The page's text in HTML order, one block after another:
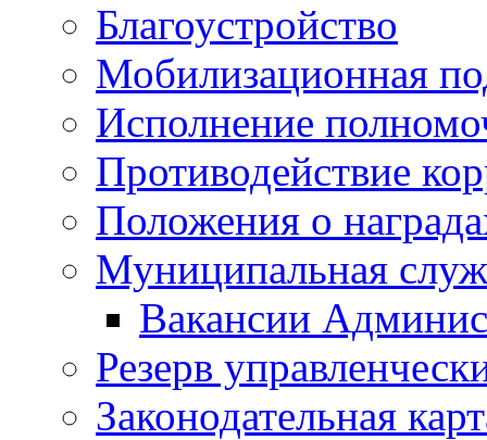
Благоустройство
Мобилизационная
Исполнение
Противодействие
Положения о
Муниципальная
Вакансии
Резерв
Законодательная